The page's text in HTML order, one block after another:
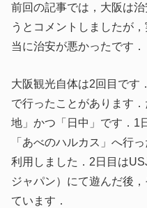
前回の記事では，大阪は
うとコメントしましたが
当に治安が悪かったです．
大阪観光自体は2回目です
で行ったことがあります
地」かつ「日中」です．1
「あべのハルカス」へ行
利用しました．2日目は
ジャパン）にて遊んだ後
ています．